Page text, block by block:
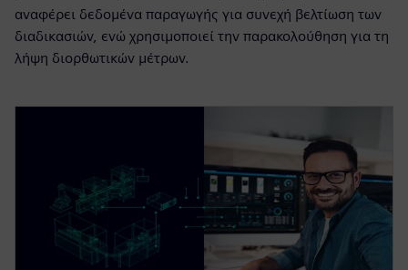
αναφέρει δεδομένα παραγωγής για συνεχή βελτίωση των
διαδικασιών, ενώ χρησιμοποιεί την παρακολούθηση για τη
λήψη διορθωτικών μέτρων.